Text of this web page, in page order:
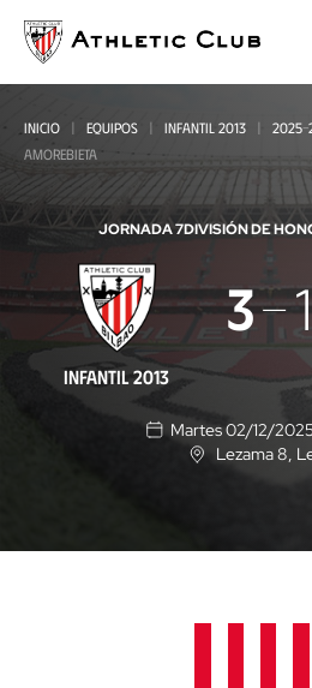
contenido
principal
INICIO EQUIPOS INFANTIL 2013 2025-
AMOREBIETA
JORNADA 7DIVISIÓN DE
Infantil
2013
-
Amorebieta
INFANTIL 2013
3 1
Martes 02/12/
U
n
Lezama 8 ,